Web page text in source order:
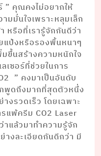
” คุณคงไม่อยากให้
มมั่นใจเพราะหลุมเล็ก
หรือที่เรารู้จักกันดีว่า
แป้งหรือรองพื้นหนาๆ
ขึ้นสร้างความหนักใจ
ซอร์ที่ช่วยในการ
” คงมาเป็นอันดับ
พูดถึงมากที่สุดตัวหนึ่ง
งรวดเร็ว โดยเฉพาะ
แพ้ครีม CO2 Laser
แล้วมาทำความรู้จัก
างละเอียดกันดีกว่า มี